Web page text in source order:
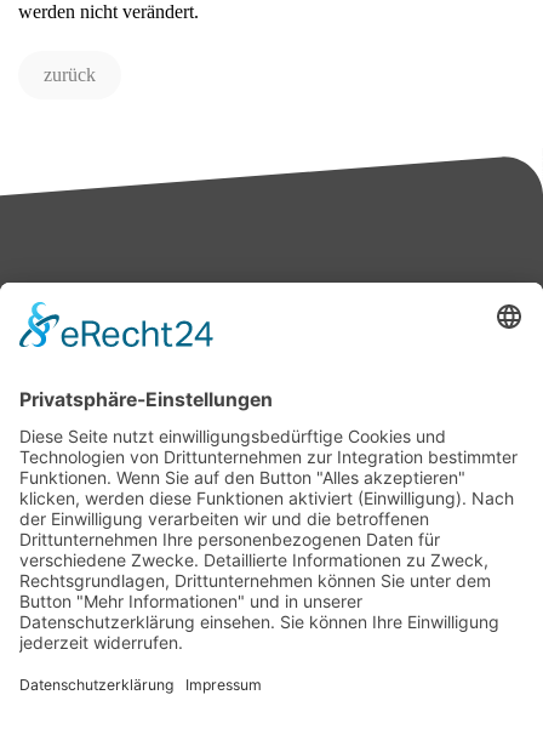
werden nicht verändert.
zurück
Mitglied des Deutschen Bundestages
Presse & Downloads
Pressemitteilungen
Pressefotos
BASis Info
Newsletter-Abo